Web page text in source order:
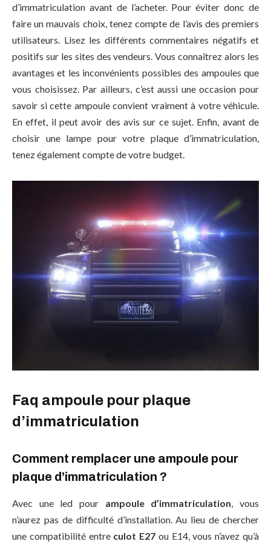
d’immatriculation avant de l’acheter. Pour éviter donc de
faire un mauvais choix, tenez compte de l’avis des premiers
utilisateurs. Lisez les différents commentaires négatifs et
positifs sur les sites des vendeurs. Vous connaîtrez alors les
avantages et les inconvénients possibles des ampoules que
vous choisissez. Par ailleurs, c’est aussi une occasion pour
savoir si cette ampoule convient vraiment à votre véhicule.
En effet, il peut avoir des avis sur ce sujet. Enfin, avant de
choisir une lampe pour votre plaque d’immatriculation,
tenez également compte de votre budget.
Faq ampoule pour plaque
d’immatriculation
Comment remplacer une ampoule pour
plaque d’immatriculation ?
Avec une led pour ampoule d’immatriculation, vous
n’aurez pas de difficulté d’installation. Au lieu de chercher
une compatibilité entre culot E27 ou E14, vous n’avez qu’à